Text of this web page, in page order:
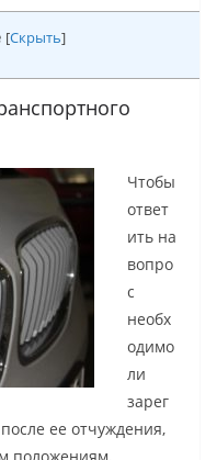
[Скрыть]
Чтобы
ответ
ить на
вопро
с
необх
одимо
ли
зарег
ее отчуждения,